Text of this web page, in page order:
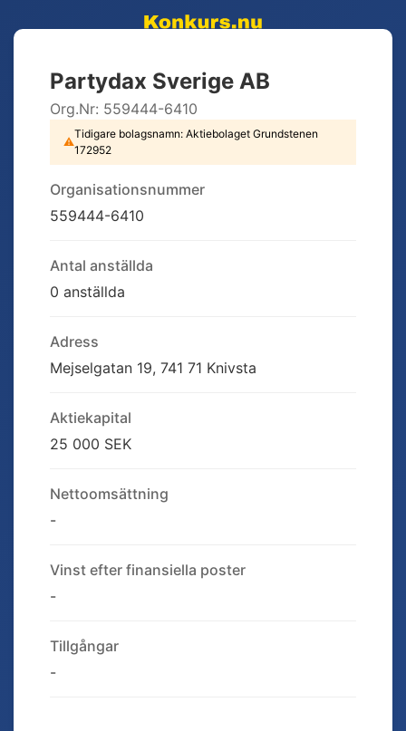
Partydax Sverige AB
Org.Nr: 559444-6410
⚠
Tidigare bolagsnamn: Aktiebolaget Grundstenen
172952
Organisationsnummer
559444-6410
Antal anställda
0 anställda
Adress
Mejselgatan 19, 741 71 Knivsta
Aktiekapital
25 000 SEK
Nettoomsättning
-
Vinst efter finansiella poster
-
Tillgångar
-